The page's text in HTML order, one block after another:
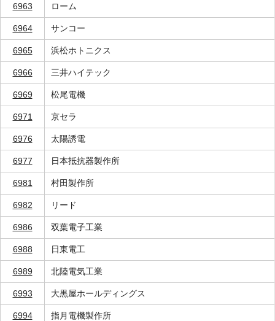
6963 ローム
6964 サンコー
6965 浜松ホトニクス
6966 三井ハイテック
6969 松尾電機
6971 京セラ
6976 太陽誘電
6977 日本抵抗器製作所
6981 村田製作所
6982 リード
6986 双葉電子工業
6988 日東電工
6989 北陸電気工業
6993 大黒屋ホールディングス
6994 指月電機製作所